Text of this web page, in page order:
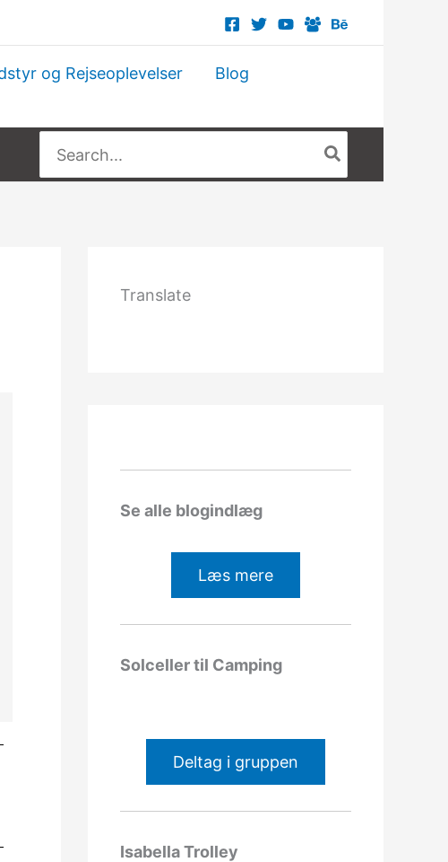
og Rejseoplevelser
Blog
efter:
Translate
Se alle blogindlæg
Læs mere
Solceller til Camping
Deltag i gruppen
Isabella Trolley